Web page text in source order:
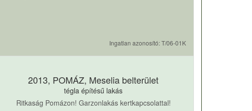
Ingatlan azonosító: T/06-01K
2013, POMÁZ, Meselia belterület
tégla építésű lakás
Ritkaság Pomázon! Garzonlakás kertkapcsolattal!